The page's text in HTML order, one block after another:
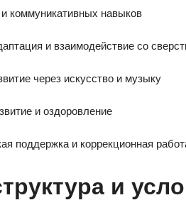
коммуникативных навыков
и взаимодействие со
через искусство и музыку
и оздоровление
поддержка и коррекционная
и